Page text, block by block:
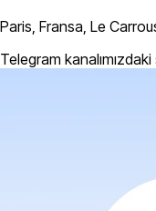
Paris, Fransa, Le
Telegram